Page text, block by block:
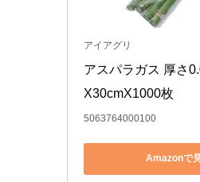
アイアグリ
アスパラガス 厚さ
X30cmX1000枚
5063764000100
Amazonで